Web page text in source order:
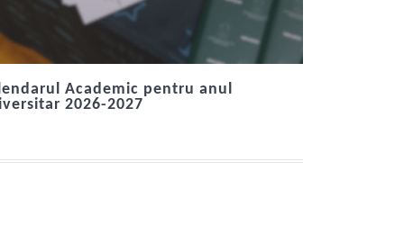
Academic pentru anul
2026-2027